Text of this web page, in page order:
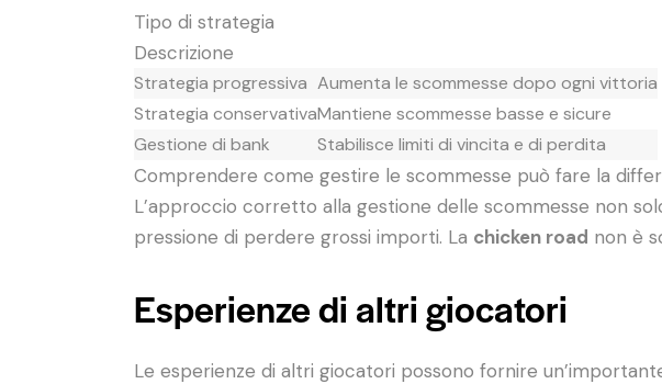
Tipo di strategia
Descrizione
Strategia progressiva Aumenta le scommesse dopo ogni vittoria
Strategia conservativaMantiene scommesse basse e sicure
Gestione di bank
Stabilisce limiti di vincita e di perdita
Comprendere come gestire le scommesse può fare la
L’approccio corretto alla gestione delle scommesse non
pressione di perdere grossi importi. La chicken road non è
Esperienze di altri giocatori
Le esperienze di altri giocatori possono fornire